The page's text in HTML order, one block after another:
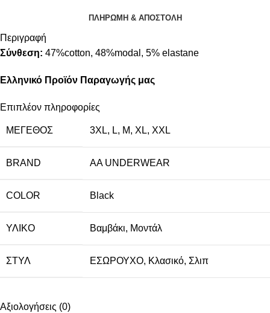
ΠΛΗΡΩΜΗ & ΑΠΟΣΤΟΛΗ
Περιγραφή
Σύνθεση: 47%cotton, 48%modal, 5% elastane
Ελληνικό Προϊόν Παραγωγής μας
Επιπλέον πληροφορίες
ΜΈΓΕΘΟΣ 3XL, L, M, XL, XXL
BRAND AA UNDERWEAR
COLOR Black
ΥΛΙΚΌ Βαμβάκι, Μοντάλ
ΣΤΥΛ ΕΣΩΡΟΥΧΟ, Κλασικό, Σλιπ
Αξιολογήσεις (0)